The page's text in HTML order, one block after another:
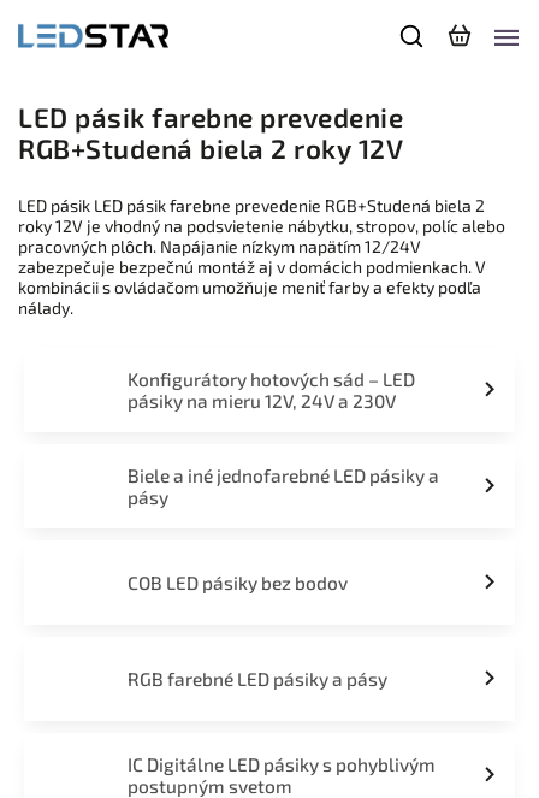
LED pásik farebne prevedenie
RGB+Studená biela 2 roky 12V
LED pásik LED pásik farebne prevedenie RGB+Studená biela 2
roky 12V je vhodný na podsvietenie nábytku, stropov, políc alebo
pracovných plôch. Napájanie nízkym napätím 12/24V
zabezpečuje bezpečnú montáž aj v domácich podmienkach. V
kombinácii s ovládačom umožňuje meniť farby a efekty podľa
nálady.
Konfigurátory hotových sád – LED
pásiky na mieru 12V, 24V a 230V
Biele a iné jednofarebné LED pásiky a
pásy
COB LED pásiky bez bodov
RGB farebné LED pásiky a pásy
IC Digitálne LED pásiky s pohyblivým
postupným svetom